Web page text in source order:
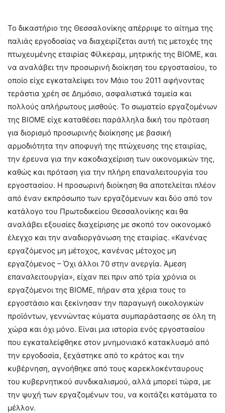
Το δικαστήριο της Θεσσαλονίκης απέρριψε το αίτημα της
παλιάς εργοδοσίας να διαχειρίζεται αυτή τις μετοχές της
πτωχευμένης εταιρίας Φίλκεραμ, μητρικής της ΒΙΟΜΕ, και
να αναλάβει την προσωρινή διοίκηση του εργοστασίου, το
οποίο είχε εγκαταλείψει τον Μάιο του 2011 αφήνοντας
τεράστια χρέη σε Δημόσιο, ασφαλιστικά ταμεία και
πολλούς απλήρωτους μισθούς. Το σωματείο εργαζομένων
της ΒΙΟΜΕ είχε καταθέσει παράλληλα δική του πρόταση
για διορισμό προσωρινής διοίκησης με βασική
αρμοδιότητα την αποφυγή της πτώχευσης της εταιρίας,
την έρευνα για την κακοδιαχείριση των οικονομικών της,
καθώς και πρόταση για την πλήρη επαναλειτουργία του
εργοστασίου. Η προσωρινή διοίκηση θα αποτελείται πλέον
από έναν εκπρόσωπο των εργαζόμενων και δύο από τον
κατάλογο του Πρωτοδικείου Θεσσαλονίκης και θα
αναλάβει εξουσίες διαχείρισης με σκοπό τον οικονομικό
έλεγχο και την αναδιοργάνωση της εταιρίας. «Κανένας
εργαζόμενος μη μέτοχος, κανένας μέτοχος μη
εργαζόμενος – Όχι άλλοι 70 στην ανεργία. Άμεση
επαναλειτουργία», είχαν πει πριν από τρία χρόνια οι
εργαζόμενοι της ΒΙΟΜΕ, πήραν στα χέρια τους το
εργοστάσιο και ξεκίνησαν την παραγωγή οικολογικών
προϊόντων, γεννώντας κύματα συμπαράστασης σε όλη τη
χώρα και όχι μόνο. Είναι μια ιστορία ενός εργοστασίου
που εγκαταλείφθηκε στον μνημονιακό κατακλυσμό από
την εργοδοσία, ξεχάστηκε από το κράτος και την
κυβέρνηση, αγνοήθηκε από τους καρεκλοκένταυρους
του κυβερνητικού συνδικαλισμού, αλλά μπορεί τώρα, με
την ψυχή των εργαζομένων του, να κοιτάζει κατάματα το
μέλλον.